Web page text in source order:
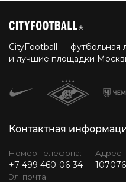
CityFootball — футбольная
и лучшие площадки
Контактная
Номер телефона:
+7 499 460-06-34
Эл. почта:
Адрес: